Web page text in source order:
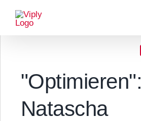
Inhalt
springen
"Optimieren":
Natascha